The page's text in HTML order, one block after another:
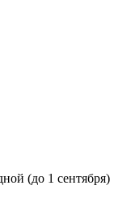
(до 1 сентября)